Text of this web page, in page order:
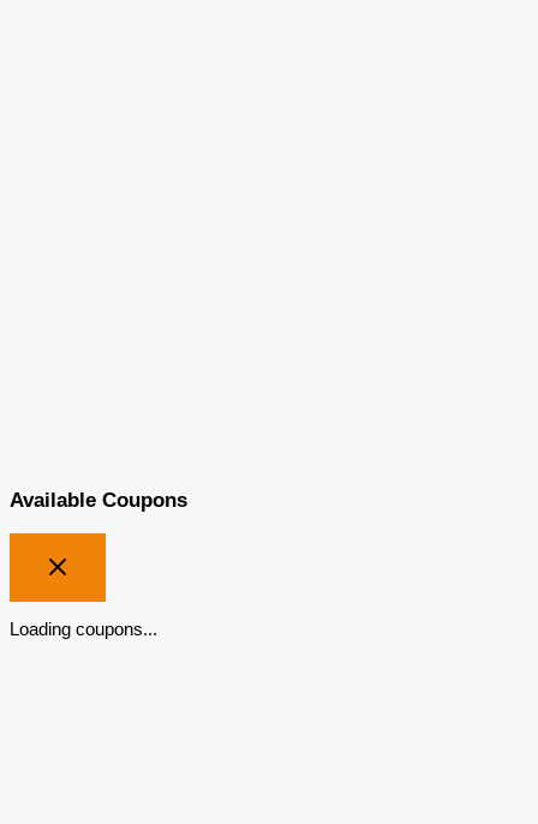
Available Coupons
Loading coupons...